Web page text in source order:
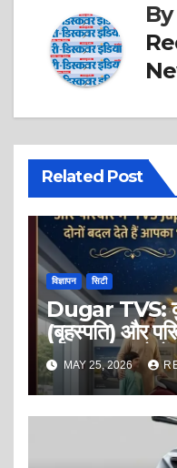
By
Related Post
विज्ञापन सिटी
Dugar TVS:
(बृहस्पति) और
Jupiter” दोनों
MAY 25, 2026